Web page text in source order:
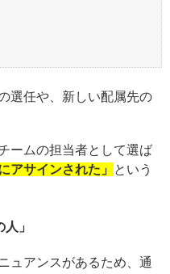
選任や、新しい配属先の
ームの担当者として選ば
アサインされた」
という
」
ュアンスがあるため、通